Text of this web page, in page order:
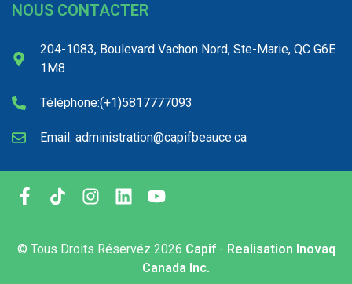
NOUS CONTACTER
204-1083, Boulevard Vachon Nord, Ste-Marie, QC G6E
1M8
Téléphone:(+1)5817777093
Email: administration@capifbeauce.ca ​
© Tous Droits Réservéz 2026 Capif- Realisation Inovaq
Canada Inc.